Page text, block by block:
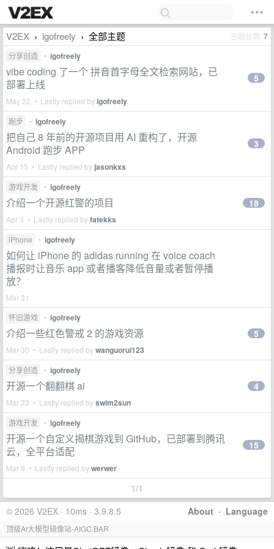
V2EX › igofreely › 全部主题 主题总数 7
分享创造 • igofreely
vibe coding 了一个 拼音首字母全文检索网站，已
部署上线
May 22 • Lastly replied byigofreely
5
跑步 • igofreely
把自己 8 年前的开源项目用 AI 重构了，开源
Android 跑步 APP
Apr 15 • Lastly replied by jasonkxs
3
游戏开发 • igofreely
介绍一个开源红警的项目
Apr 3 • Lastly replied byfatekks
18
iPhone • igofreely
如何让 iPhone 的 adidas running 在 voice coach
播报时让音乐 app 或者播客降低音量或者暂停播
放？
Mar 31
怀旧游戏
• igofreely
介绍一些红色警戒 2 的游戏资源
Mar 30 • Lastly replied bywanguorui123
5
分享创造 • igofreely
开源一个翻翻棋 ai
Mar 23 • Lastly replied byswim2sun
4
游戏开发 • igofreely
开源一个自定义揭棋游戏到 GitHub，已部署到腾讯
云，全平台适配
Mar 9 • Lastly replied bywerwer
15
1/1
About · Language
© 2026 V2EX · 10ms · 3.9.8.5
顶级AI大模型镜像站-AIGC.BAR